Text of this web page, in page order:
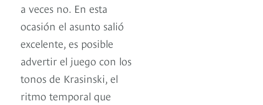
a veces no. En esta
ocasión el asunto salió
excelente, es posible
advertir el juego con los
tonos de Krasinski, el
ritmo temporal que